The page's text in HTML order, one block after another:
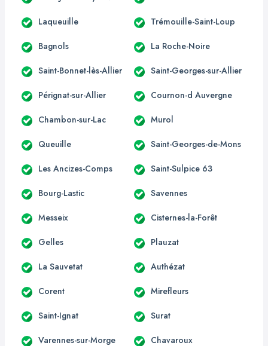
Laqueuille Trémouille-Saint-Loup
Bagnols La Roche-Noire
Saint-Bonnet-lès-Allier Saint-Georges-sur-Allier
Pérignat-sur-Allier Cournon-d Auvergne
Chambon-sur-Lac Murol
Queuille Saint-Georges-de-Mons
Les Ancizes-Comps Saint-Sulpice 63
Bourg-Lastic Savennes
Messeix Cisternes-la-Forêt
Gelles Plauzat
La Sauvetat Authézat
Corent Mirefleurs
Saint-Ignat Surat
Varennes-sur-Morge Chavaroux